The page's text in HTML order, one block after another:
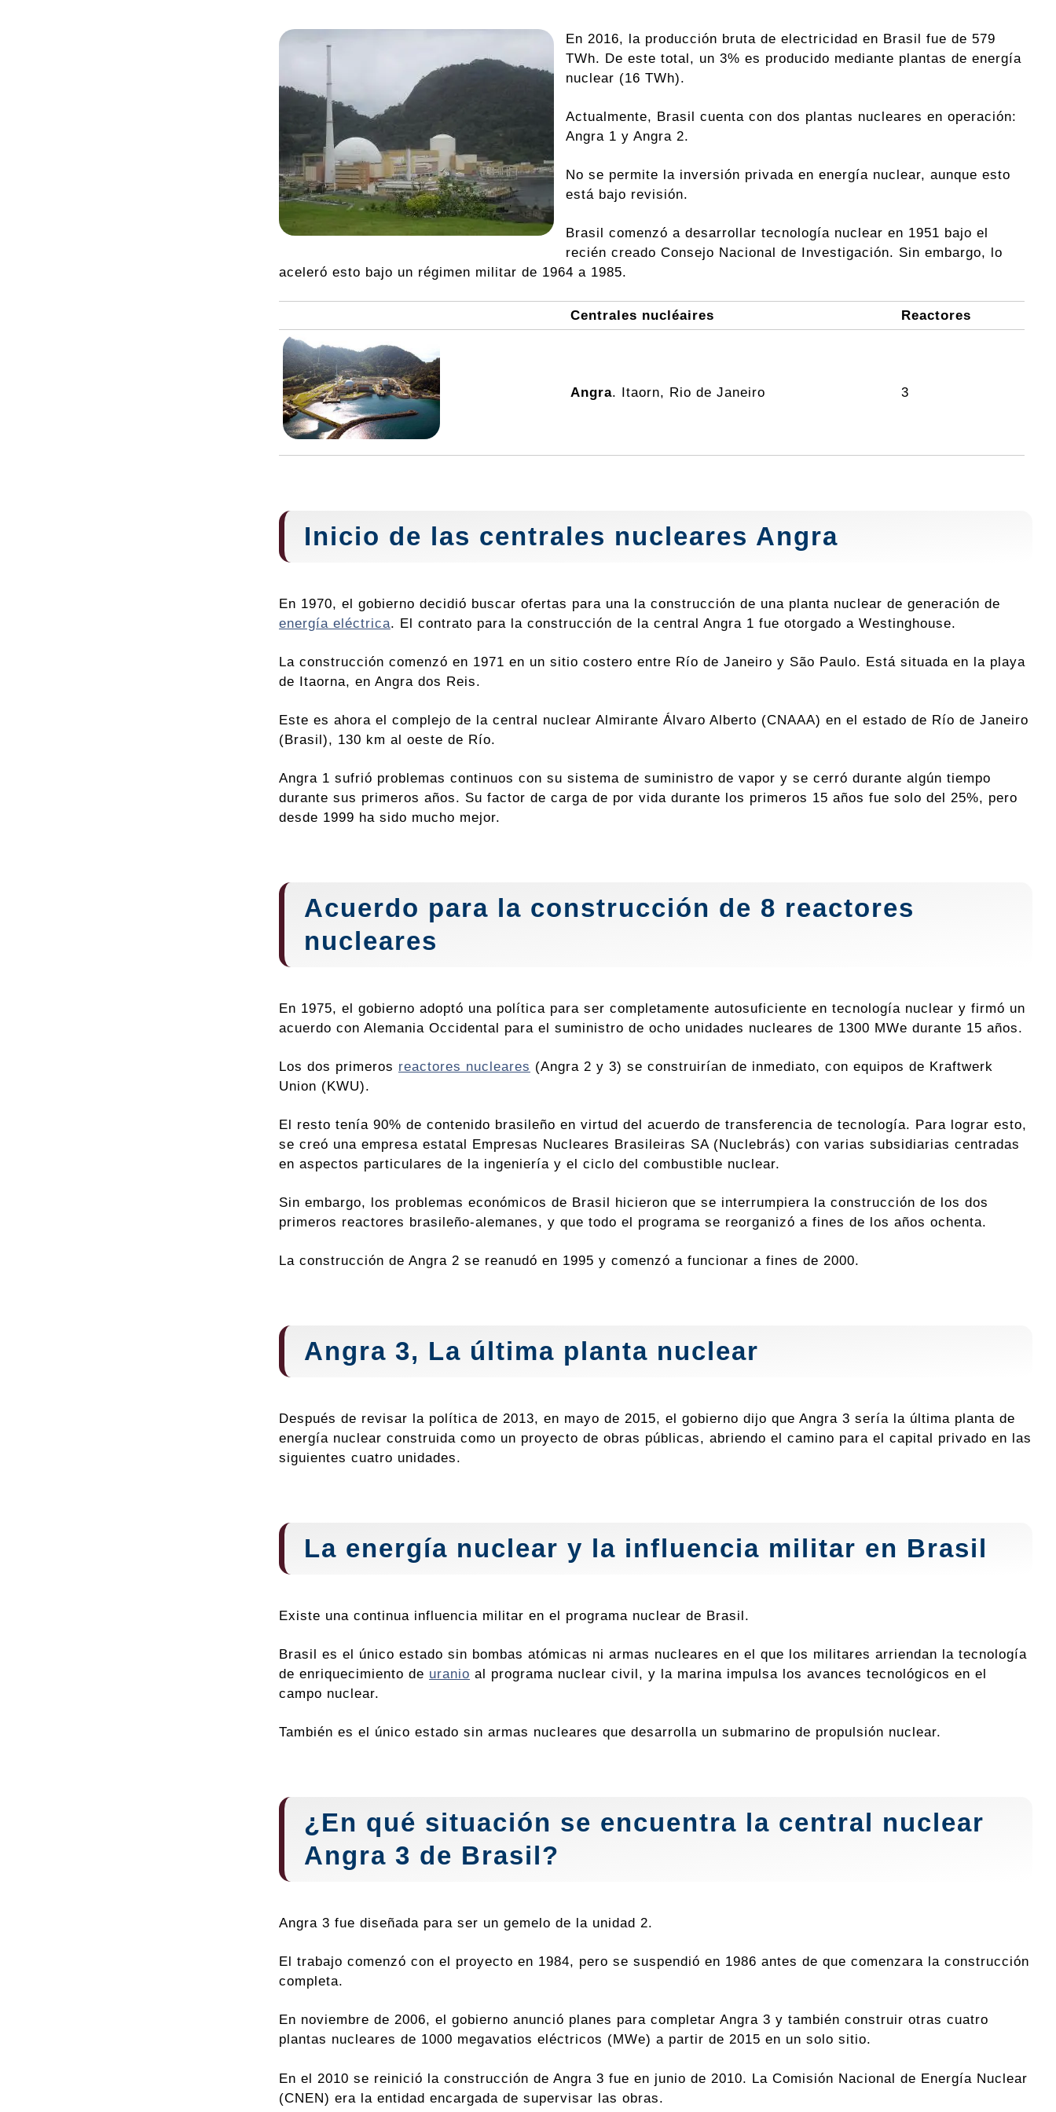
En 2016, la producción bruta de electricidad en Brasil fue de 579
TWh. De este total, un 3% es producido mediante plantas de energía
nuclear (16 TWh).
Actualmente, Brasil cuenta con dos plantas nucleares en operación:
Angra 1 y Angra 2.
No se permite la inversión privada en energía nuclear, aunque esto
está bajo revisión.
Brasil comenzó a desarrollar tecnología nuclear en 1951 bajo el
recién creado Consejo Nacional de Investigación. Sin embargo, lo
aceleró esto bajo un régimen militar de 1964 a 1985.
Centrales nucléaires Reactores
Angra. Itaorn, Rio de Janeiro 3
Inicio de las centrales nucleares Angra
En 1970, el gobierno decidió buscar ofertas para una la construcción de una planta nuclear de generación de
energía eléctrica. El contrato para la construcción de la central Angra 1 fue otorgado a Westinghouse.
La construcción comenzó en 1971 en un sitio costero entre Río de Janeiro y São Paulo. Está situada en la playa
de Itaorna, en Angra dos Reis.
Este es ahora el complejo de la central nuclear Almirante Álvaro Alberto (CNAAA) en el estado de Río de Janeiro
(Brasil), 130 km al oeste de Río.
Angra 1 sufrió problemas continuos con su sistema de suministro de vapor y se cerró durante algún tiempo
durante sus primeros años. Su factor de carga de por vida durante los primeros 15 años fue solo del 25%, pero
desde 1999 ha sido mucho mejor.
Acuerdo para la construcción de 8 reactores
nucleares
En 1975, el gobierno adoptó una política para ser completamente autosuficiente en tecnología nuclear y firmó un
acuerdo con Alemania Occidental para el suministro de ocho unidades nucleares de 1300 MWe durante 15 años.
Los dos primeros reactores nucleares (Angra 2 y 3) se construirían de inmediato, con equipos de Kraftwerk
Union (KWU).
El resto tenía 90% de contenido brasileño en virtud del acuerdo de transferencia de tecnología. Para lograr esto,
se creó una empresa estatal Empresas Nucleares Brasileiras SA (Nuclebrás) con varias subsidiarias centradas
en aspectos particulares de la ingeniería y el ciclo del combustible nuclear.
Sin embargo, los problemas económicos de Brasil hicieron que se interrumpiera la construcción de los dos
primeros reactores brasileño-alemanes, y que todo el programa se reorganizó a fines de los años ochenta.
La construcción de Angra 2 se reanudó en 1995 y comenzó a funcionar a fines de 2000.
Angra 3, La última planta nuclear
Después de revisar la política de 2013, en mayo de 2015, el gobierno dijo que Angra 3 sería la última planta de
energía nuclear construida como un proyecto de obras públicas, abriendo el camino para el capital privado en las
siguientes cuatro unidades.
La energía nuclear y la influencia militar en Brasil
Existe una continua influencia militar en el programa nuclear de Brasil.
Brasil es el único estado sin bombas atómicas ni armas nucleares en el que los militares arriendan la tecnología
de enriquecimiento de uranio al programa nuclear civil, y la marina impulsa los avances tecnológicos en el
campo nuclear.
También es el único estado sin armas nucleares que desarrolla un submarino de propulsión nuclear.
¿En qué situación se encuentra la central nuclear
Angra 3 de Brasil?
Angra 3 fue diseñada para ser un gemelo de la unidad 2.
El trabajo comenzó con el proyecto en 1984, pero se suspendió en 1986 antes de que comenzara la construcción
completa.
En noviembre de 2006, el gobierno anunció planes para completar Angra 3 y también construir otras cuatro
plantas nucleares de 1000 megavatios eléctricos (MWe) a partir de 2015 en un solo sitio.
En el 2010 se reinició la construcción de Angra 3 fue en junio de 2010. La Comisión Nacional de Energía Nuclear
(CNEN) era la entidad encargada de supervisar las obras.